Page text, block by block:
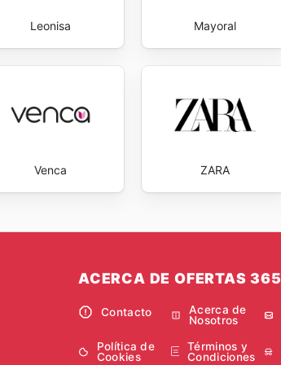
Leonisa Mayoral
Venca ZARA
ACERCA DE OFERTAS 365
Contacto
Acerca de
Nosotros
Política de
Cookies
Términos y
Condiciones